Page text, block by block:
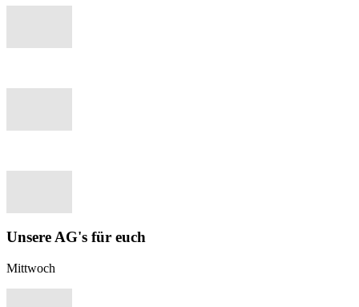
Unsere AG's für euch
Mittwoch